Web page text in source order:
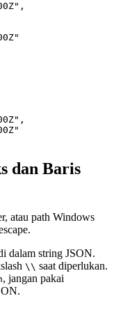
dan Baris
atau path Windows
dalam string JSON.
\\ saat diperlukan.
, jangan pakai